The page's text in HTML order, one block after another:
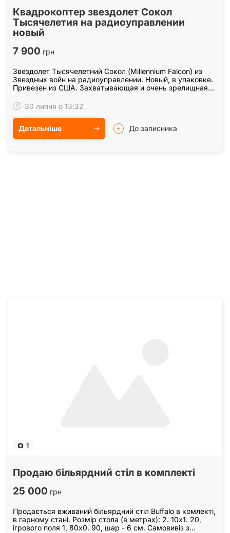
Квадрокоптер звездолет Сокол
Тысячелетия на радиоуправлении
новый
7 900 грн
Звездолет Тысячелетний Сокол (Millennium Falcon) из
Звездных войн на радиоуправлении. Новый, в упаковке.
Привезен из США. Захватывающая и очень зрелищная
30 липня о 13:32
Детальніше До записника
1
Продаю більярдний стіл в комплекті
25 000 грн
Продається вживаний більярдний стіл Buffalo в комлекті,
в гарному стані. Розмір стола (в метрах): 2. 10х1. 20,
ігрового поля 1, 80х0. 90, шар - 6 см. Самовивіз з